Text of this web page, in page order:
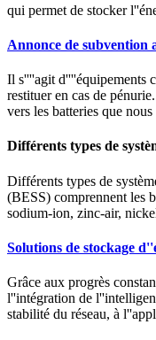
qui permet de stocker
Annonce de subvention
Il s''''agit d''''équipements
restituer en cas de
vers les batteries que
Différents types de
Différents types de
(BESS) comprennent les
sodium-ion, zinc-air,
Solutions de stockage
Grâce aux progrès
l''intégration de
stabilité du réseau, à